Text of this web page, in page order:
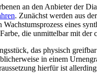
an den Anbieter der
. Zunächst werden aus
eines
die unmittelbar mit der
das physisch
in einem
hierfür ist